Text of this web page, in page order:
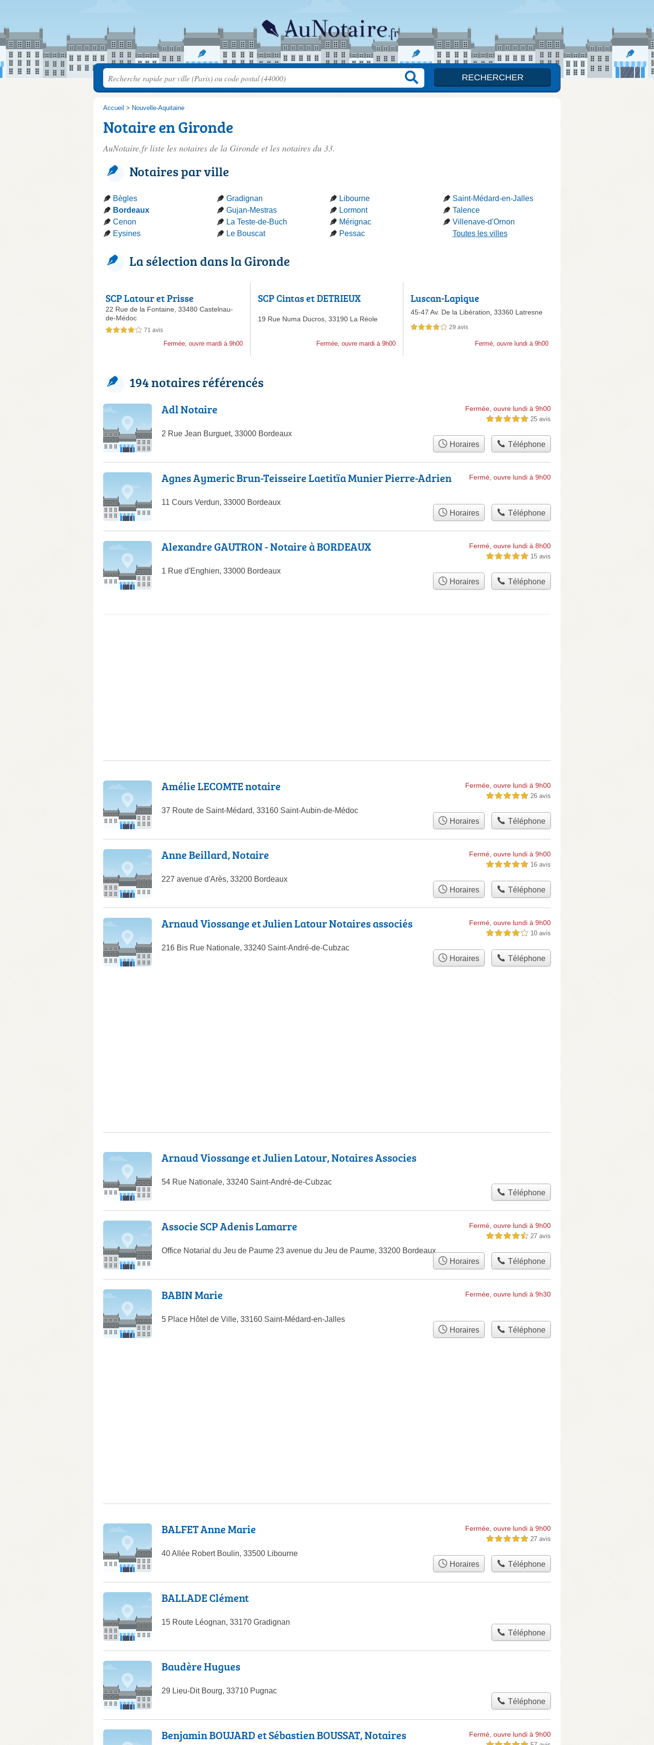
Accueil > Nouvelle-Aquitaine
Notaire en Gironde
AuNotaire.fr liste les notaires de la Gironde et les notaires du 33.
Notaires par ville
Bègles
Bordeaux
Cenon
Eysines
Gradignan
Gujan-Mestras
La Teste-de-Buch
Le Bouscat
Libourne
Lormont
Mérignac
Pessac
Saint-Médard-en-Jalles
Talence
Villenave-d'Ornon
Toutes les villes
La sélection dans la Gironde
SCP Latour et Prisse
22 Rue de la Fontaine, 33480 Castelnau-
de-Médoc
4,0 étoiles sur 5 71 avis
Fermée, ouvre mardi à 9h00
SCP Cintas et DETRIEUX
19 Rue Numa Ducros,33190 La Réole
Fermée, ouvre mardi à 9h00
Luscan-Lapique
45-47 Av. De la Libération, 33360 Latresne
4,0 étoiles sur 5 29 avis
Fermé, ouvre lundi à 9h00
194 notaires référencés
Adl Notaire
2 Rue Jean Burguet, 33000 Bordeaux
Fermée, ouvre lundi à 9h00
5,0 étoiles sur 5 25 avis
Horaires Téléphone
Agnes Aymeric Brun-Teisseire Laetitïa Munier Pierre-Adrien
11 Cours Verdun, 33000 Bordeaux
Fermé, ouvre lundi à 9h00
Horaires Téléphone
Alexandre GAUTRON - Notaire à BORDEAUX
1 Rue d'Enghien, 33000 Bordeaux
Fermé, ouvre lundi à 8h00
5,0 étoiles sur 5 15 avis
Horaires Téléphone
Amélie LECOMTE notaire
37 Route de Saint-Médard, 33160 Saint-Aubin-de-Médoc
Fermée, ouvre lundi à 9h00
5,0 étoiles sur 5 26 avis
Horaires Téléphone
Anne Beillard, Notaire
227 avenue d'Arès, 33200 Bordeaux
Fermé, ouvre lundi à 9h00
5,0 étoiles sur 5 16 avis
Horaires Téléphone
Arnaud Viossange et Julien Latour Notaires associés
216 Bis Rue Nationale, 33240 Saint-André-de-Cubzac
Fermé, ouvre lundi à 9h00
4,0 étoiles sur 5 10 avis
Horaires Téléphone
Arnaud Viossange et Julien Latour, Notaires Associes
54 Rue Nationale, 33240 Saint-André-de-Cubzac
Téléphone
Associe SCP Adenis Lamarre
Office Notarial du Jeu de Paume 23 avenue du Jeu de Paume, 33200 Bordeaux
Fermé, ouvre lundi à 9h00
4,5 étoiles sur 5 27 avis
Horaires Téléphone
BABIN Marie
5 Place Hôtel de Ville, 33160 Saint-Médard-en-Jalles
Fermée, ouvre lundi à 9h30
Horaires Téléphone
BALFET Anne Marie
40 Allée Robert Boulin, 33500 Libourne
Fermée, ouvre lundi à 9h00
5,0 étoiles sur 5 27 avis
Horaires Téléphone
BALLADE Clément
15 Route Léognan, 33170 Gradignan
Téléphone
Baudère Hugues
29 Lieu-Dit Bourg, 33710 Pugnac
Téléphone
Benjamin BOUJARD et Sébastien BOUSSAT, Notaires Fermé, ouvre lundi à 9h00